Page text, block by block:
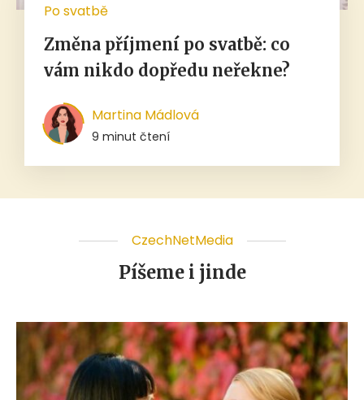
Po svatbě
Změna příjmení po svatbě: co
vám nikdo dopředu neřekne?
Martina Mádlová
9 minut čtení
CzechNetMedia
Píšeme i jinde